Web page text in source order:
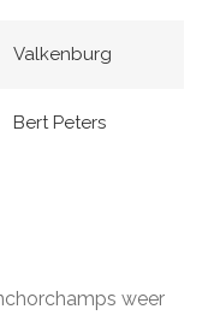
Valkenburg
Bert Peters
weer